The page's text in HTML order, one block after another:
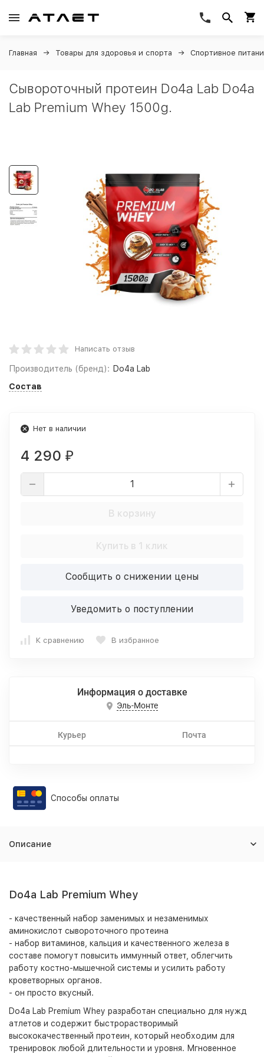
Главная Товары для здоровья и спорта Спортивное
Сывороточный протеин Do4a Lab Do4a
Lab Premium Whey 1500g.
Написать отзыв
Производитель (бренд): Do4a Lab
Состав
Нет в наличии
4 290 ₽
В корзину
Купить в 1 клик
Сообщить о снижении цены
Уведомить о поступлении
К сравнению В избранное
Информация о доставке
Эль-Монте
Курьер Почта
Способы оплаты
Описание
Do4a Lab Premium Whey
- качественный набор заменимых и незаменимых
аминокислот сывороточного протеина
- набор витаминов, кальция и качественного железа в
составе помогут повысить иммунный ответ, облегчить
работу костно-мышечной системы и усилить работу
кроветворных органов.
- он просто вкусный.
Do4a Lab Premium Whey разработан специально для нужд
атлетов и содержит быстрорастворимый
высококачественный протеин, который необходим для
тренировок любой длительности и уровня. Мгновенное